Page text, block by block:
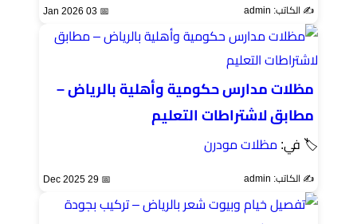
✍️ الكاتب: admin 📅 03 Jan 2026
مظلات مدارس حكومية وأهلية بالرياض –
مطابق لاشتراطات التعليم
🏷 في: مظلات مودرن
✍️ الكاتب: admin 📅 29 Dec 2025